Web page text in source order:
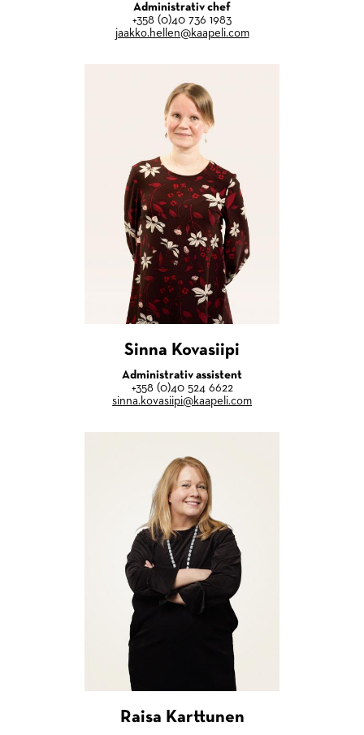
Administrativ chef
+358 (0)40 736 1983
jaakko.hellen@kaapeli.com
Sinna Kovasiipi
Administrativ assistent
+358 (0)40 524 6622
sinna.kovasiipi@kaapeli.com
Raisa Karttunen